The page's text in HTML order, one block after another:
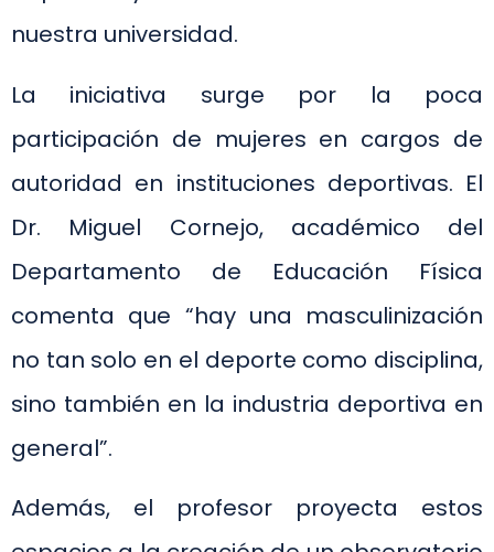
nuestra universidad.
La iniciativa surge por la poca
participación de mujeres en cargos de
autoridad en instituciones deportivas. El
Dr. Miguel Cornejo, académico del
Departamento de Educación Física
comenta que “hay una masculinización
no tan solo en el deporte como disciplina,
sino también en la industria deportiva en
general”.
Además, el profesor proyecta estos